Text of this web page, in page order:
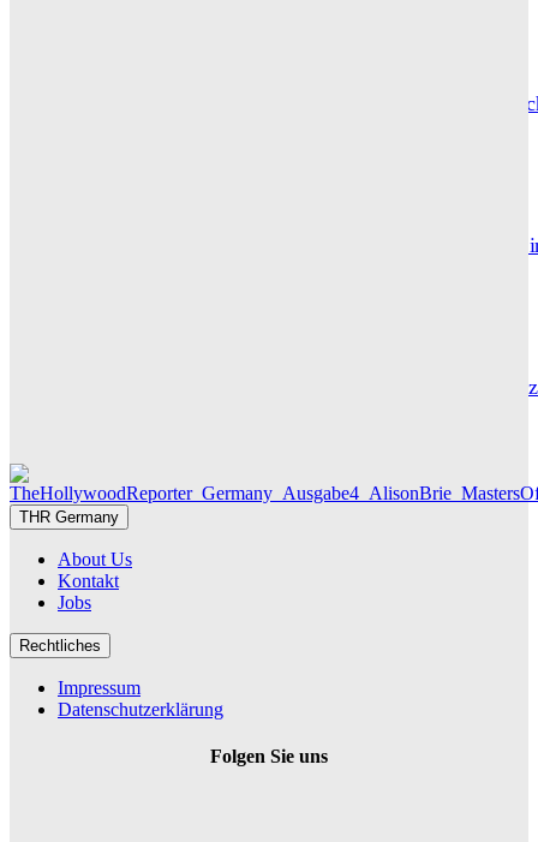
Hotel de Rome – Berlins elegante Adresse zwischen
Maxton Hall: Erste Bilder aus Staffel 3 – der Serienhit geht
Die Geschichte hinter „Olivia Jones“ – Vom Provinzjungen
THR Germany
About Us
Kontakt
Jobs
Rechtliches
Impressum
Datenschutzerklärung
Folgen Sie uns